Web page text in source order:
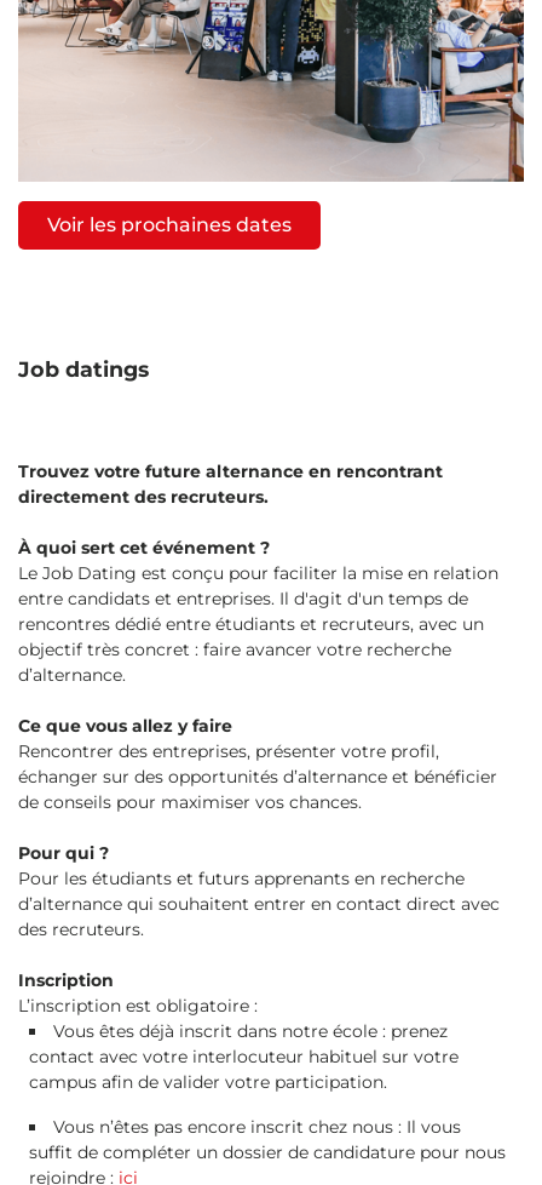
Voir les prochaines dates
Job datings
Trouvez votre future alternance en rencontrant
directement des recruteurs.
À quoi sert cet événement ?
Le Job Dating est conçu pour faciliter la mise en relation
entre candidats et entreprises. Il d'agit d'un temps de
rencontres dédié entre étudiants et recruteurs, avec un
objectif très concret : faire avancer votre recherche
d’alternance.
Ce que vous allez y faire
Rencontrer des entreprises, présenter votre profil,
échanger sur des opportunités d’alternance et bénéficier
de conseils pour maximiser vos chances.
Pour qui ?
Pour les étudiants et futurs apprenants en recherche
d’alternance qui souhaitent entrer en contact direct avec
des recruteurs.
Inscription
L’inscription est obligatoire :
Vous êtes déjà inscrit dans notre école : prenez
contact avec votre interlocuteur habituel sur votre
campus afin de valider votre participation.
Vous n’êtes pas encore inscrit chez nous : Il vous
suffit de compléter un dossier de candidature pour nous
rejoindre : ici